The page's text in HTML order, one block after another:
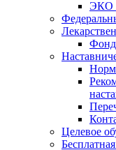
ЭКО
Фонд
Целевое